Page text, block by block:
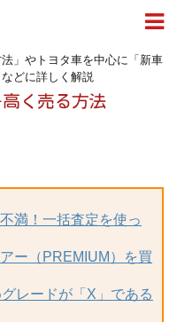
」やトヨタ車を中心に「新車
どに詳しく解説
満！一括査定を使っ
ー（PREMIUM）を買
レードが「X」である